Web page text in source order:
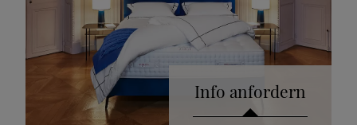
Info anfordern